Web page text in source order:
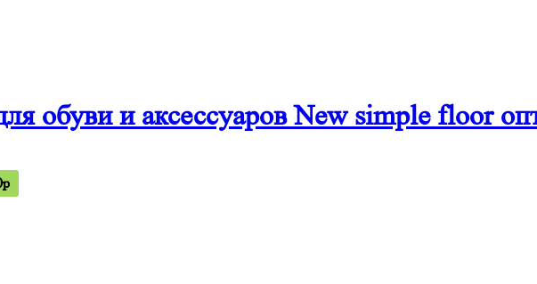
обуви и аксессуаров New simple floor